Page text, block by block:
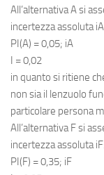
All’alternativa A si
incertezza assoluta
PI(A) = 0,05; iA
I = 0,02
in quanto si ritiene
non sia il lenzuolo
particolare persona
All’alternativa F si
incertezza assoluta iF:
PI(F) = 0,35; iF